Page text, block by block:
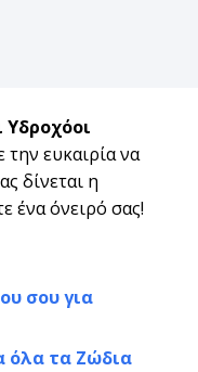
Υδροχόοι
την ευκαιρία να
δίνεται η
ένα όνειρό σας!
σου για
όλα τα Ζώδια